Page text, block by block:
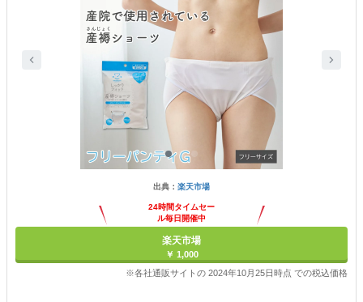
出典： 楽天市場
24時間タイムセー
ル毎日開催中
楽天市場
￥ 1,000
※各社通販サイトの 2024年10月25日時点 での税込価格